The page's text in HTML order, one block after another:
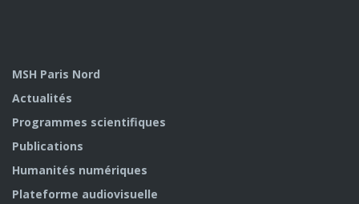
MSH Paris Nord
Actualités
Programmes scientifiques
Publications
Humanités numériques
Plateforme audiovisuelle